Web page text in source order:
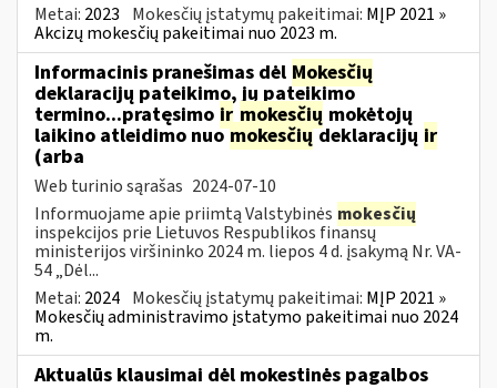
Metai: 2023 Mokesčių įstatymų pakeitimai: MĮP 2021 »
Akcizų mokesčių pakeitimai nuo 2023 m.
Informacinis pranešimas dėl Mokesčių
deklaracijų pateikimo, jų pateikimo
termino...pratęsimo ir mokesčių mokėtojų
laikino atleidimo nuomokesčiųdeklaracijų ir
(arba
Web turinio sąrašas 2024-07-10
Informuojame apie priimtą Valstybinės mokesčių
inspekcijos prie Lietuvos Respublikos finansų
ministerijos viršininko 2024 m. liepos 4 d. įsakymą Nr. VA-
54 „Dėl...
Metai: 2024 Mokesčių įstatymų pakeitimai: MĮP 2021 »
Mokesčių administravimo įstatymo pakeitimai nuo 2024
m.
Aktualūs klausimai dėl mokestinės pagalbos